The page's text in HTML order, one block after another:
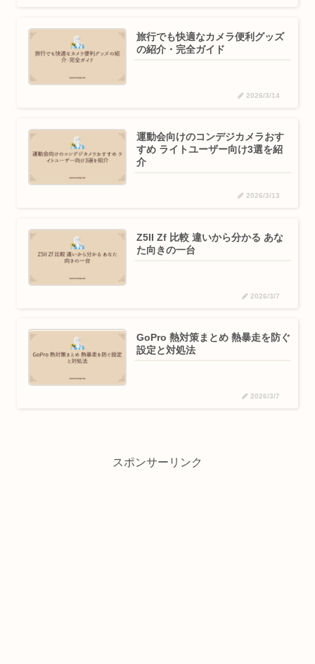
旅行でも快適なカメラ便利グッズ
の紹介・完全ガイド
2026/3/14
運動会向けのコンデジカメラおす
すめ ライトユーザー向け3選を紹
介
2026/3/13
Z5II Zf 比較 違いから分かる あな
た向きの一台
2026/3/7
GoPro 熱対策まとめ 熱暴走を防ぐ
設定と対処法
2026/3/7
スポンサーリンク